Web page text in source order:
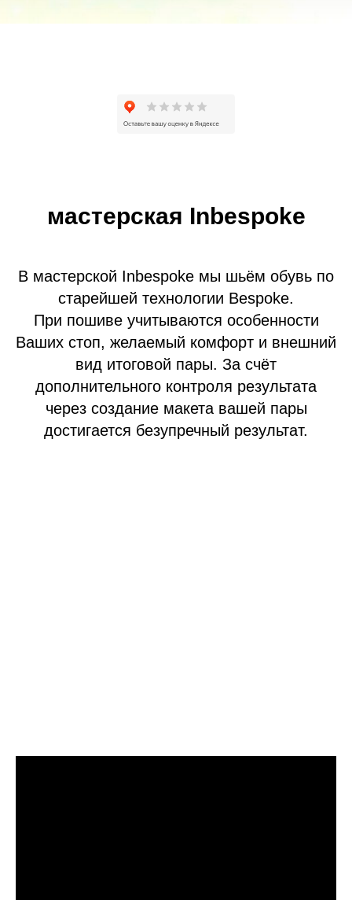
мастерская Inbespoke
В мастерской Inbespoke мы шьём обувь по
старейшей технологии Bespoke.
При пошиве учитываются особенности
Ваших стоп, желаемый комфорт и внешний
вид итоговой пары. За счёт
дополнительного контроля результата
через создание макета вашей пары
достигается безупречный результат.